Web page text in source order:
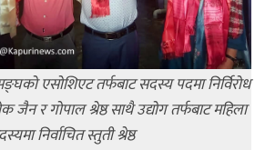
एसोशिएट तर्फबाट सदस्य पदमा निर्विरोध
जैन र गोपाल श्रेष्ठ साथै उद्योग तर्फबाट महिला
निर्वाचित स्तुती श्रेष्ठ